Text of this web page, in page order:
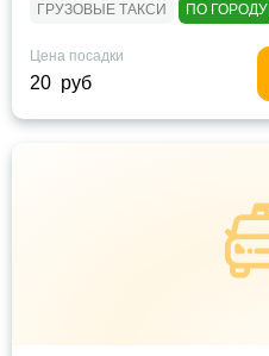
ГРУЗОВЫЕ ТАКСИ ПО ГОРОДУ
Цена посадки
20 руб